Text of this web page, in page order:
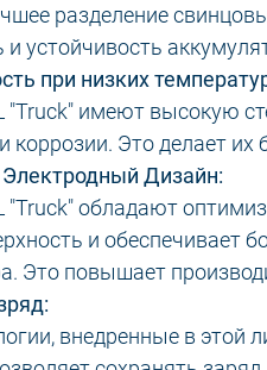
разделение
и устойчивость
при низких
имеют высокую
коррозии. Это делает
Дизайн:
"Truck" обладают
и обеспечивает
Это повышает
внедренные в этой